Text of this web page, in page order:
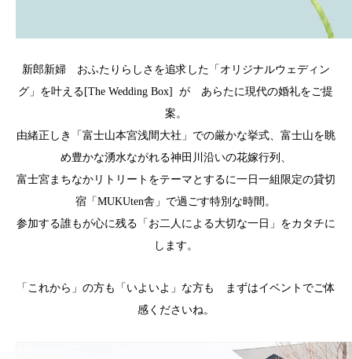
新郎新婦 おふたりらしさを追求した「オリジナルウェディン
グ」を叶える[The Wedding Box] が あらたに現代の婚礼をご提
案。
由緒正しき「富士山本宮浅間大社」での厳かな挙式、富士山を眺
め豊かな湧水ながれる神田川沿いの花嫁行列、
富士宮まちなかリトリートをテーマとするに一日一組限定の貸切
宿「MUKUten舎」で過ごす特別な時間。
参加する誰もが心に残る「お二人による大切な一日」をカタチに
します。
「これから」の方も「いよいよ」な方も まずはイベントでご体
感くださいね。